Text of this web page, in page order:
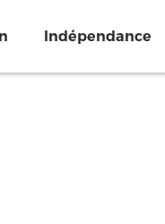
Indépendance